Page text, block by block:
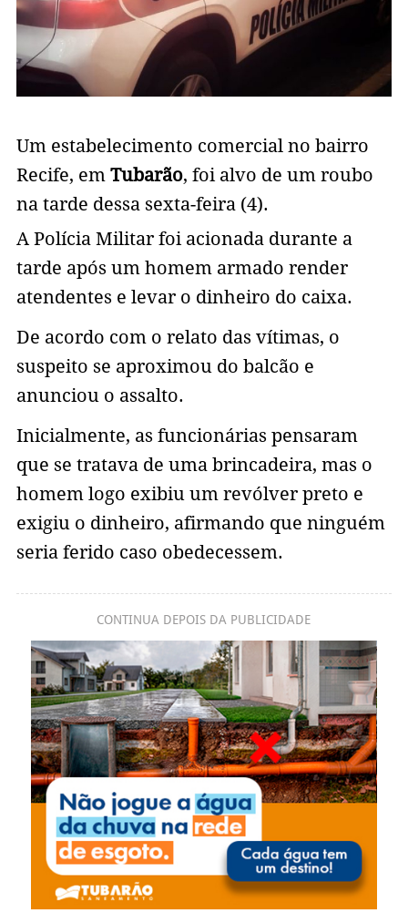
Um estabelecimento comercial no bairro
Recife, emTubarão, foi alvo de um roubo
na tarde dessa sexta-feira (4).
A Polícia Militar foi acionada durante a
tarde após um homem armado render
atendentes e levar o dinheiro do caixa.
De acordo com o relato das vítimas, o
suspeito se aproximou do balcão e
anunciou o assalto.
Inicialmente, as funcionárias pensaram
que se tratava de uma brincadeira, mas o
homem logo exibiu um revólver preto e
exigiu o dinheiro, afirmando que ninguém
seria ferido caso obedecessem.
CONTINUA DEPOIS DA PUBLICIDADE